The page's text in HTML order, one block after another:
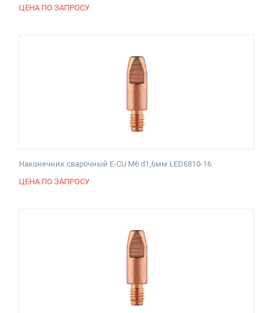
ЦЕНА ПО ЗАПРОСУ
Наконечник сварочный E-CU М6 d1,6мм LED6810-16
ЦЕНА ПО ЗАПРОСУ